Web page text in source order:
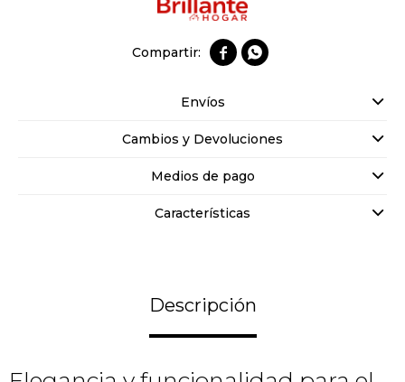
 
Envíos
Cambios y Devoluciones
Medios de pago
Características
Descripción